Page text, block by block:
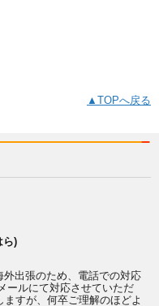
▲TOPへ戻る
ら)
外出張のため、電話での対応
ールにて対応させていただ
すが、何卒ご理解のほどよ